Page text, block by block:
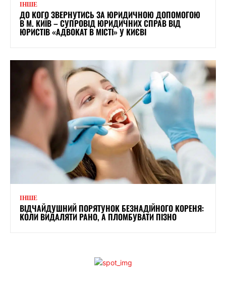
ІНШЕ
ДО КОГО ЗВЕРНУТИСЬ ЗА ЮРИДИЧНОЮ ДОПОМОГОЮ
В М. КИЇВ – СУПРОВІД ЮРИДИЧНИХ СПРАВ ВІД
ЮРИСТІВ «АДВОКАТ В МІСТІ» У КИЄВІ
ІНШЕ
ВІДЧАЙДУШНИЙ ПОРЯТУНОК БЕЗНАДІЙНОГО КОРЕНЯ:
КОЛИ ВИДАЛЯТИ РАНО, А ПЛОМБУВАТИ ПІЗНО